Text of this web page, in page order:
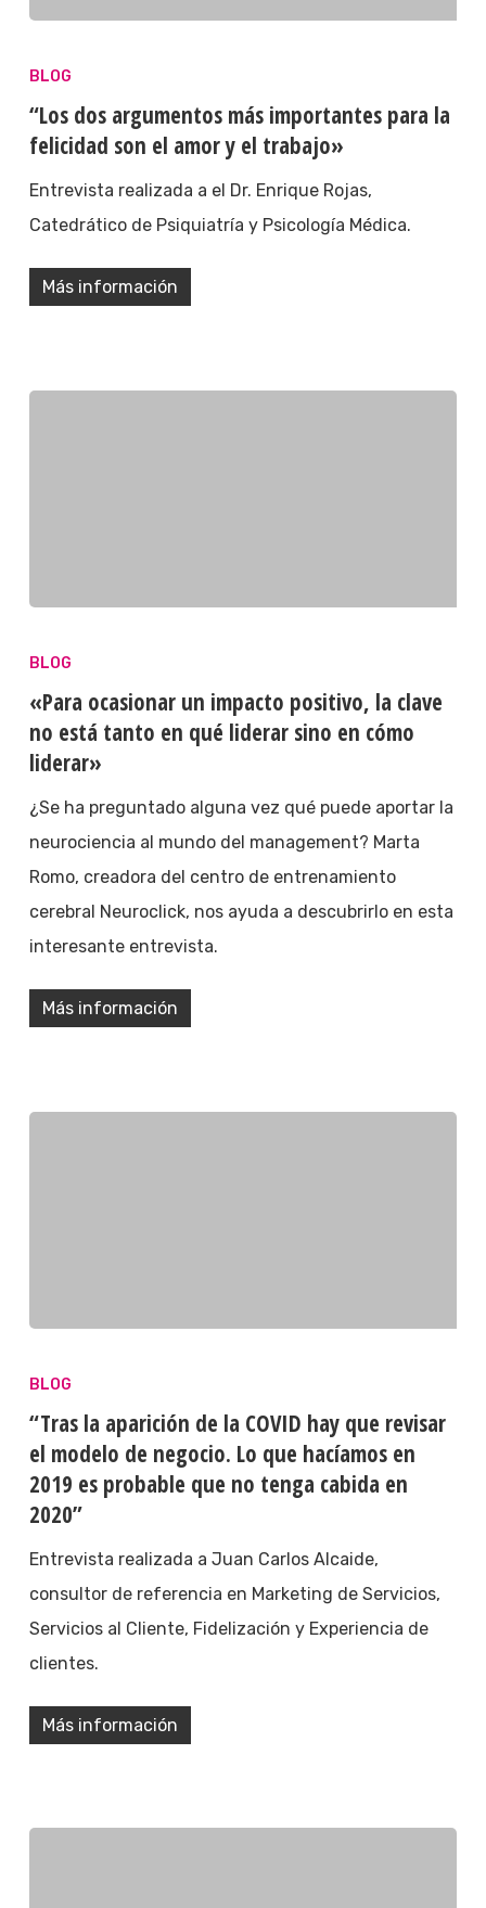
BLOG
“Los dos argumentos más importantes para la
felicidad son el amor y el trabajo»
Entrevista realizada a el Dr. Enrique Rojas,
Catedrático de Psiquiatría y Psicología Médica.
Más información
BLOG
«Para ocasionar un impacto positivo, la clave
no está tanto en qué liderar sino en cómo
liderar»
¿Se ha preguntado alguna vez qué puede aportar la
neurociencia al mundo del management? Marta
Romo, creadora del centro de entrenamiento
cerebral Neuroclick, nos ayuda a descubrirlo en esta
interesante entrevista.
Más información
BLOG
“Tras la aparición de la COVID hay que revisar
el modelo de negocio. Lo que hacíamos en
2019 es probable que no tenga cabida en
2020”
Entrevista realizada a Juan Carlos Alcaide,
consultor de referencia en Marketing de Servicios,
Servicios al Cliente, Fidelización y Experiencia de
clientes.
Más información